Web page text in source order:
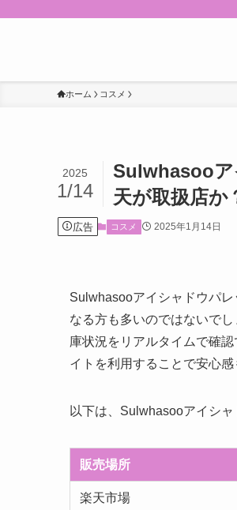
ホーム コスメ
Sulwhasooア
天が取扱店か
2025
1/14
広告 コスメ 2025年1月14日
Sulwhasooアイシャドウパ
なる方も多いのではないで
庫状況をリアルタイムで確
イトを利用することで安心感
以下は、Sulwhasooアイシ
販売場所
楽天市場